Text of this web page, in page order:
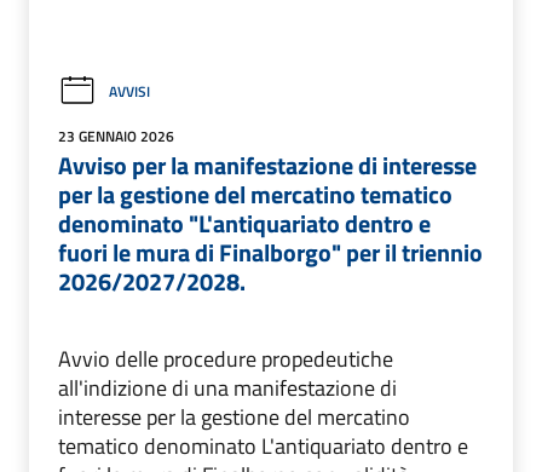
AVVISI
23 GENNAIO 2026
Avviso per la manifestazione di interesse
per la gestione del mercatino tematico
denominato "L'antiquariato dentro e
fuori le mura di Finalborgo" per il triennio
2026/2027/2028.
Avvio delle procedure propedeutiche
all'indizione di una manifestazione di
interesse per la gestione del mercatino
tematico denominato L'antiquariato dentro e